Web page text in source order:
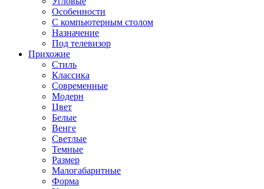
Особенности
С компьютерным столом
Назначение
Под телевизор
Прихожие
Стиль
Классика
Современные
Модерн
Цвет
Белые
Венге
Светлые
Темные
Размер
Малогабаритные
Форма